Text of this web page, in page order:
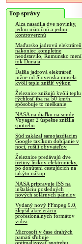
Top správy
Alza nasadila dve novinky,
jednu užitočnú a jednu
kontroverznú
Maďarsko jadrovú elektráreň
nakoniec kompletne
neodstavilo, Rumunsko mení
tok Dunaja
Ďalšia jadrová elektráreň
južne od Slovenska musela
kvôli teplu znížiť výkon
Železnice znižujú kvôli teplu
rýchlosť iba na 50 km/h,
spôsobuje to meškanie
NASA na diaľku na sonde
Voyager 2 úspešne znížila
spotrebu
Súd zakázal samojazdiacim
Google taxíkom dobíjanie v
noci, rušili obyvateľov
Železnice predávajú dve
tretiny lístkov elektronicky,
po donútení cestujúcich na
takýto nákup
NASA pripravuje ISS na
inštaláciu posledných
nových solárnych panelov
Vydaný nový FFmpeg 9.0,
zlepšil akceleráciu
profesionálnych formátov
videa
Microsoft v čase drahých
pamätí sľubuje
optimalizovať spotrebu